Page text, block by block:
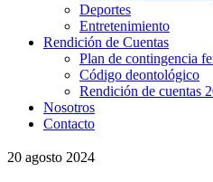
Deportes
Entretenimiento
Rendición de Cuentas
Plan de contingencia
Código deontológico
Rendición de cuentas
Nosotros
Contacto
20 agosto 2024